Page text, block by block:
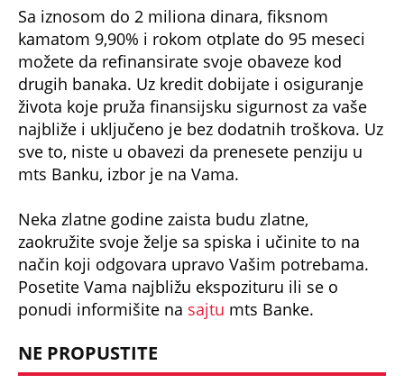
Sa iznosom do 2 miliona dinara, fiksnom
kamatom 9,90% i rokom otplate do 95 meseci
možete da refinansirate svoje obaveze kod
drugih banaka. Uz kredit dobijate i osiguranje
života koje pruža finansijsku sigurnost za vaše
najbliže i uključeno je bez dodatnih troškova. Uz
sve to, niste u obavezi da prenesete penziju u
mts Banku, izbor je na Vama.
Neka zlatne godine zaista budu zlatne,
zaokružite svoje želje sa spiska i učinite to na
način koji odgovara upravo Vašim potrebama.
Posetite Vama najbližu ekspozituru ili se o
ponudi informišite na sajtu mts Banke.
NE PROPUSTITE